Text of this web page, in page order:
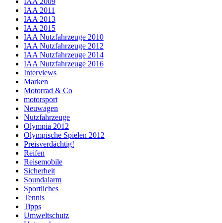
IAA 2011
IAA 2013
IAA 2015
IAA Nutzfahrzeuge 2010
IAA Nutzfahrzeuge 2012
IAA Nutzfahrzeuge 2014
IAA Nutzfahrzeuge 2016
Interviews
Marken
Motorrad & Co
motorsport
Neuwagen
Nutzfahrzeuge
Olympia 2012
Olympische Spielen 2012
Preisverdächtig!
Reifen
Reisemobile
Sicherheit
Soundalarm
Sportliches
Tennis
Tipps
Umweltschutz